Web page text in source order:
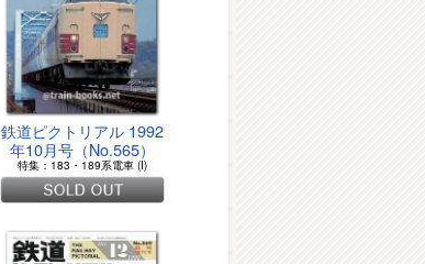
鉄道ピクトリアル 1992
年10月号（No.565）
特集：183・189系電車 (I)